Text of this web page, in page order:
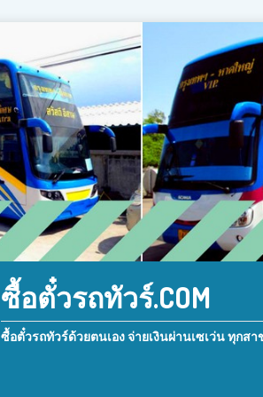
ซื้อตั๋วรถทัวร์.COM
ซื้อตั๋วรถทัวร์ด้วยตนเอง จ่ายเงินผ่านเซเว่น ทุกสา